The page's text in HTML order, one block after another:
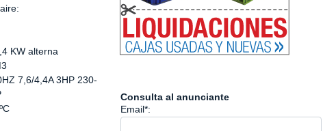
KW alterna
7,6/4,4A 3HP 230-
Consulta al anunciante
Email*: